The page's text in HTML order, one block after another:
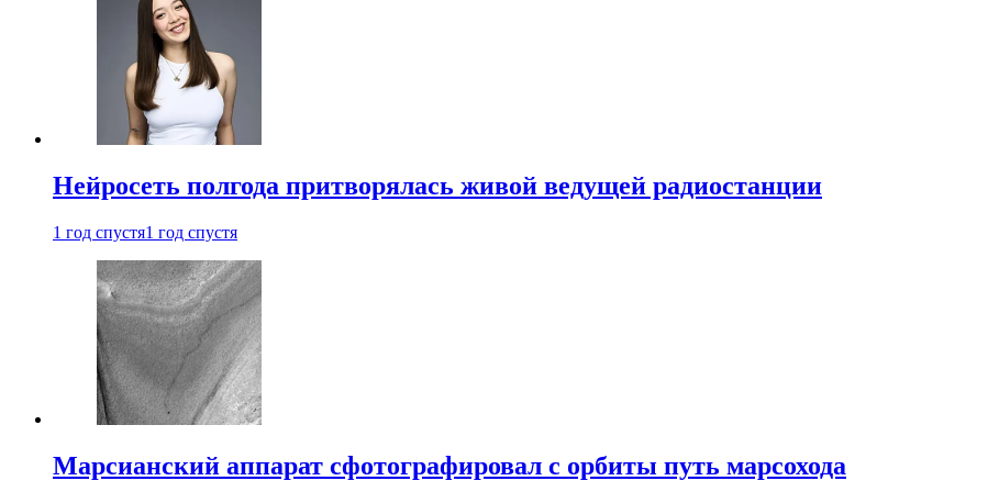
Нейросеть полгода притворялась живой ведущей радиостанции
1 год спустя1 год спустя
Марсианский аппарат сфотографировал с орбиты путь марсохода